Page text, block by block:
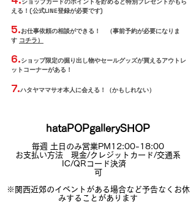
える！(公式LINE登録が必要です)
5.お仕事依頼の相談ができる！ （事前予約が必要になりま
す コチラ）
6.ショップ限定の掘り出し物やセールグッズが買えるアウトレ
ットコーナーがある！
7.ハタヤママサオ本人に会える！（かもしれない）
hataPOPgallerySHOP
毎週 土日のみ営業PM12:00-18:00
お支払い方法 現金/クレジットカード/交通系
IC/QRコード決済
可
※関西近郊のイベントがある場合など予告なくお休
みすることがあります